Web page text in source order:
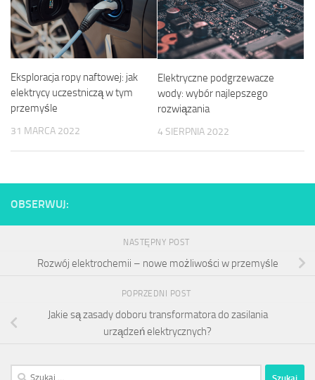
Eksploracja ropy naftowej: jak
elektrycy uczestniczą w tym
przemyśle
31 MARCA 2022
Elektryczne podgrzewacze
wody: wybór najlepszego
rozwiązania
4 SIERPNIA 2022
OBSERWUJ:
NASTĘPNY POST
Rozwój elektrochemii – nowe możliwości w przemyśle
POPRZEDNI POST
Jakie są zasady doboru transformatora do zasilania
urządzeń elektrycznych?
Szukaj: